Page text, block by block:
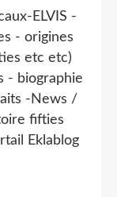
ELVIS -
- origines
etc etc)
- biographie
-News /
fifties
Eklablog